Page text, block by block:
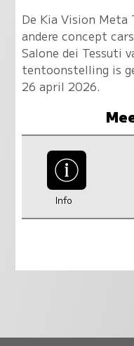
De Kia Vision Meta
andere concept
Salone dei Tessuti
tentoonstelling is
26 april 2026.
Info